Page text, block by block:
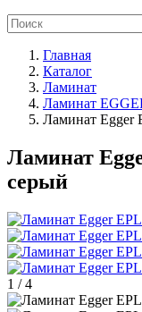
Главная
Каталог
Ламинат
Ламинат
Ламинат Egger
Ламинат
серый
1 /4